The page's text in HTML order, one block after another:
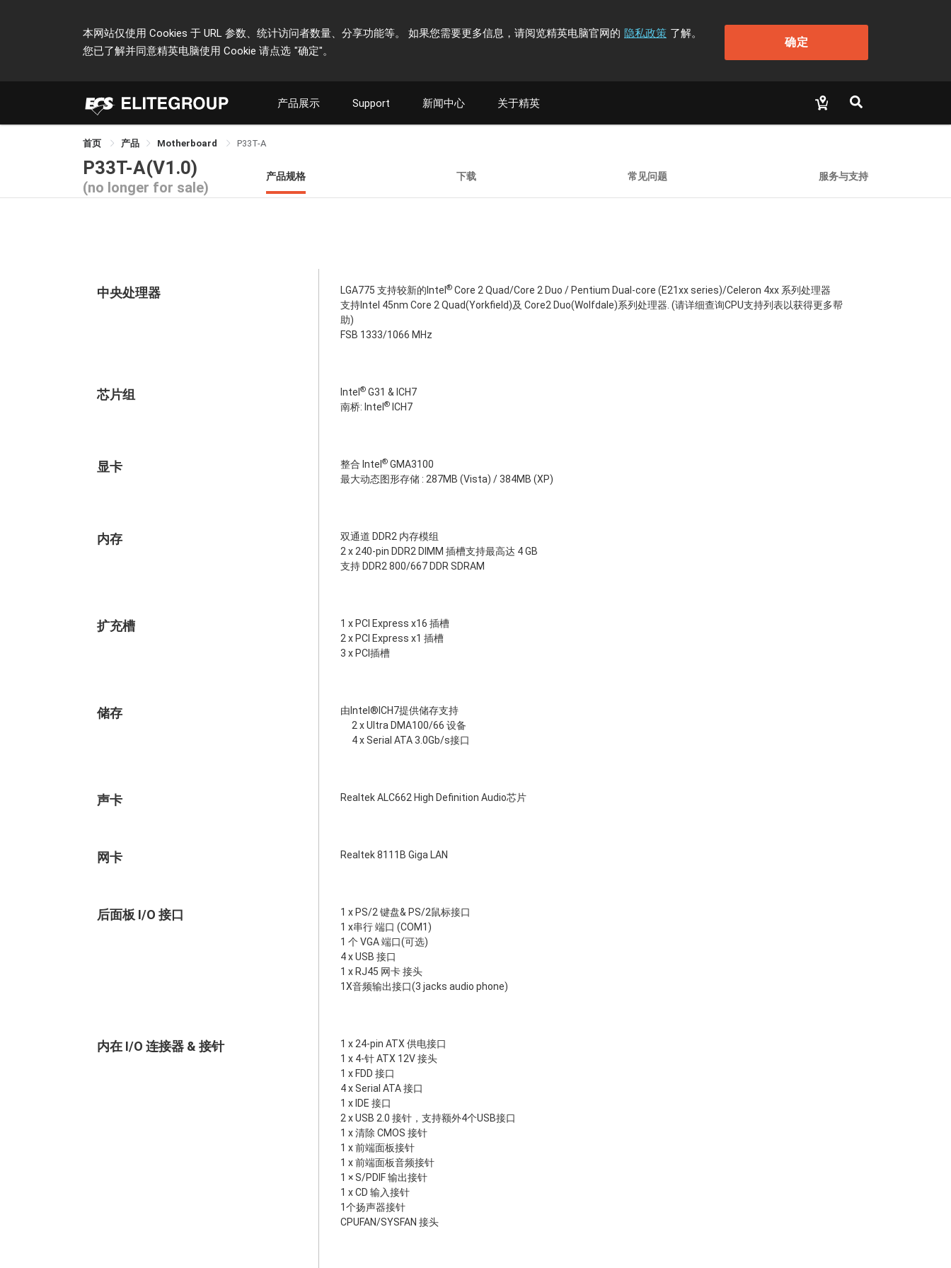
本网站仅使用 Cookies 于 URL 参数、统计访问者数量、分享功能等。 如果您需要更多信息，请阅览精英电脑官网的 隐私政策 了解。
您已了解并同意精英电脑使用 Cookie 请点选 "确定"。
确定
产品展示 Support 新闻中心 关于精英
首页 产品 Motherboard P33T-A
P33T-A(V1.0)
(no longer for sale)
产品规格 下载 常见问题 服务与支持
中央处理器 LGA775 支持较新的Intel ® Core 2 Quad/Core 2 Duo / Pentium Dual-core (E21xx series)/Celeron 4xx 系列处理器
支持Intel 45nm Core 2 Quad(Yorkfield)及 Core2 Duo(Wolfdale)系列处理器. (请详细查询CPU支持列表以获得更多帮
助)
FSB 1333/1066 MHz
芯片组 Intel ® G31 & ICH7
南桥: Intel ® ICH7
显卡 整合 Intel ® GMA3100
最大动态图形存储 : 287MB (Vista) / 384MB (XP)
内存
双通道 DDR2 内存模组
2 x 240-pin DDR2 DIMM 插槽支持最高达 4 GB
支持 DDR2 800/667 DDR SDRAM
扩充槽
1 x PCI Express x16 插槽
2 x PCI Express x1 插槽
3 x PCI插槽
储存
由Intel®ICH7提供储存支持
2 x Ultra DMA100/66 设备
4 x Serial ATA 3.0Gb/s接口
声卡 Realtek ALC662 High Definition Audio芯片
网卡 Realtek 8111B Giga LAN
后面板 I/O 接口
1 x PS/2 键盘& PS/2鼠标接口
1 x串行 端口 (COM1)
1 个 VGA 端口(可选)
4 x USB 接口
1 x RJ45 网卡 接头
1X音频输出接口(3 jacks audio phone)
内在 I/O 连接器 & 接针
1 x 24-pin ATX 供电接口
1 x 4-针 ATX 12V 接头
1 x FDD 接口
4 x Serial ATA 接口
1 x IDE 接口
2 x USB 2.0 接针，支持额外4个USB接口
1 x 清除 CMOS 接针
1 x 前端面板接针
1 x 前端面板音频接针
1 × S/PDIF 输出接针
1 x CD 输入接针
1个扬声器接针
CPUFAN/SYSFAN 接头